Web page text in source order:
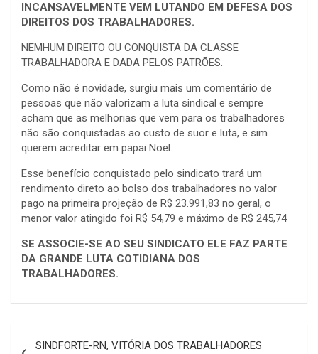
INCANSAVELMENTE VEM LUTANDO EM DEFESA DOS
DIREITOS DOS TRABALHADORES.
NEMHUM DIREITO OU CONQUISTA DA CLASSE
TRABALHADORA E DADA PELOS PATRÕES.
Como não é novidade, surgiu mais um comentário de
pessoas que não valorizam a luta sindical e sempre
acham que as melhorias que vem para os trabalhadores
não são conquistadas ao custo de suor e luta, e sim
querem acreditar em papai Noel.
Esse benefício conquistado pelo sindicato trará um
rendimento direto ao bolso dos trabalhadores no valor
pago na primeira projeção de R$ 23.991,83 no geral, o
menor valor atingido foi R$ 54,79 e máximo de R$ 245,74
SE ASSOCIE-SE AO SEU SINDICATO ELE FAZ PARTE
DA GRANDE LUTA COTIDIANA DOS
TRABALHADORES.
SINDFORTE-RN, VITÓRIA DOS TRABALHADORES